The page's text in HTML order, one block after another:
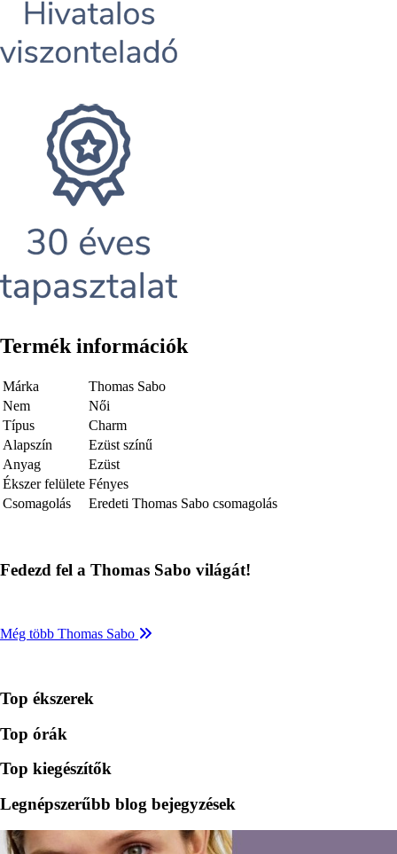
Termék információk
Márka
Thomas Sabo
Nem
Női
Típus
Charm
Alapszín
Ezüst színű
Anyag
Ezüst
Ékszer felülete Fényes
Csomagolás
Eredeti Thomas Sabo csomagolás
Fedezd fel a Thomas Sabo világát!
Még több Thomas Sabo
Top ékszerek
Top órák
Top kiegészítők
Legnépszerűbb blog bejegyzések